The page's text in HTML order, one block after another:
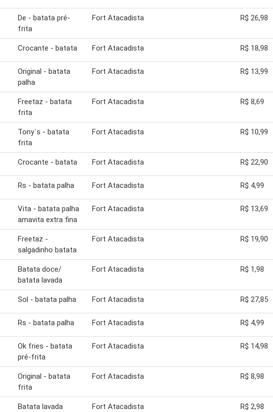
De - batata pré-
frita
Fort Atacadista R$ 26,98
Crocante - batata Fort Atacadista R$ 18,98
Original - batata
palha
Fort Atacadista R$ 13,99
Freetaz - batata
frita
Fort Atacadista R$ 8,69
Tony´s - batata
frita
Fort Atacadista R$ 10,99
Crocante - batata Fort Atacadista R$ 22,90
Rs - batata palha Fort Atacadista R$ 4,99
Vita - batata palha
amavita extra fina
Fort Atacadista R$ 13,69
Freetaz -
salgadinho batata
Fort Atacadista R$ 19,90
Batata doce/
batata lavada
Fort Atacadista R$ 1,98
Sol - batata palha Fort Atacadista R$ 27,85
Rs - batata palha Fort Atacadista R$ 4,99
Ok fries - batata
pré-frita
Fort Atacadista R$ 14,98
Original - batata
frita
Fort Atacadista R$ 8,98
Batata lavada Fort Atacadista R$ 2,98